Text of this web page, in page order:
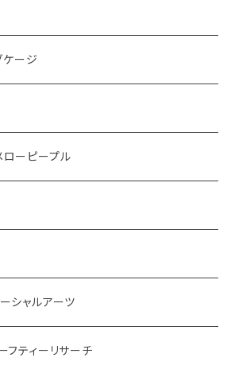
ージ
ーピープル
シャルアーツ
フティーリサーチ